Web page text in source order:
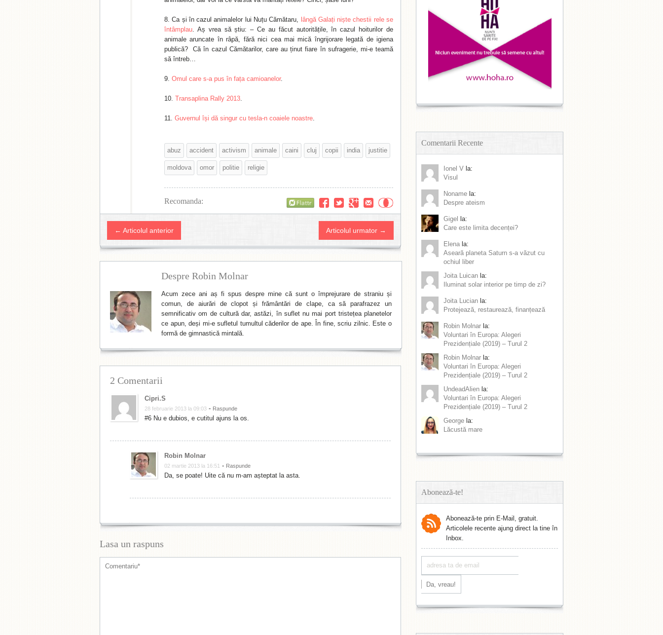
Ca și în cazul animalelor lui Nuțu Cămătaru, lângă Galați niște chestii rele se
întâmplau. Aș vrea să știu: – Ce au făcut autoritățile, în cazul hoiturilor de
animale aruncate în râpă, fără nici cea mai mică îngrijorare legată de igiena
publică? Că în cazul Cămătarilor, care au ținut fiare în sufragerie, mi-e teamă
să întreb…
Omul care s-a pus în fața camioanelor.
Transaplina Rally 2013.
Guvernul își dă singur cu tesla-n coaiele noastre.
abuz accident activism animale caini cluj copii india justitie
moldova omor politie religie
Recomanda:
← Articolul anterior Articolul urmator →
Despre Robin Molnar
Acum zece ani aș fi spus despre mine că sunt o împrejurare de straniu și
comun, de aiurări de clopot și frământări de clape, ca să parafrazez un
semnificativ om de cultură dar, astăzi, în suflet nu mai port tristețea planetelor
ce apun, deși mi-e sufletul tumultul căderilor de ape. În fine, scriu zilnic. Este o
formă de gimnastică mintală.
2 Comentarii
Cipri.S
28 februarie 2013 la 09:03 - Raspunde
#6 Nu e dubios, e cutitul ajuns la os.
Robin Molnar
02 martie 2013 la 16:51 - Raspunde
Da, se poate! Uite că nu m-am așteptat la asta.
Lasa un raspuns
Comentarii Recente
Ionel V la:
Visul
Noname la:
Despre ateism
Gigel
la:
Care este limita decenței?
Elena la:
Aseară planeta Saturn s-a văzut cu
ochiul liber
Joita Luican la:
Iluminat solar interior pe timp de zi?
Joita Lucian la:
Protejează, restaurează, finanțează
Robin Molnar la:
Voluntari în Europa: Alegeri
Prezidențiale (2019) – Turul 2
Robin Molnar la:
Voluntari în Europa: Alegeri
Prezidențiale (2019) – Turul 2
UndeadAlien la:
Voluntari în Europa: Alegeri
Prezidențiale (2019) – Turul 2
George la:
Lăcustă mare
Abonează-te!
Abonează-te prin E-Mail, gratuit.
Articolele recente ajung direct la tine în
Inbox.